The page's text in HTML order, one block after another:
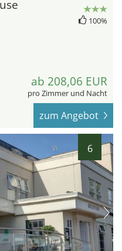
100%
ab 208,06 EUR
pro Zimmer und Nacht
zum Angebot
6